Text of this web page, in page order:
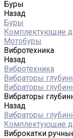
Буры
Назад
Буры
Комплектующие
Мотобуры
Вибротехника
Назад
Вибротехника
Вибраторы
Вибраторы
Вибраторы
Назад
Вибраторы
Комплектующие
Виброкатки